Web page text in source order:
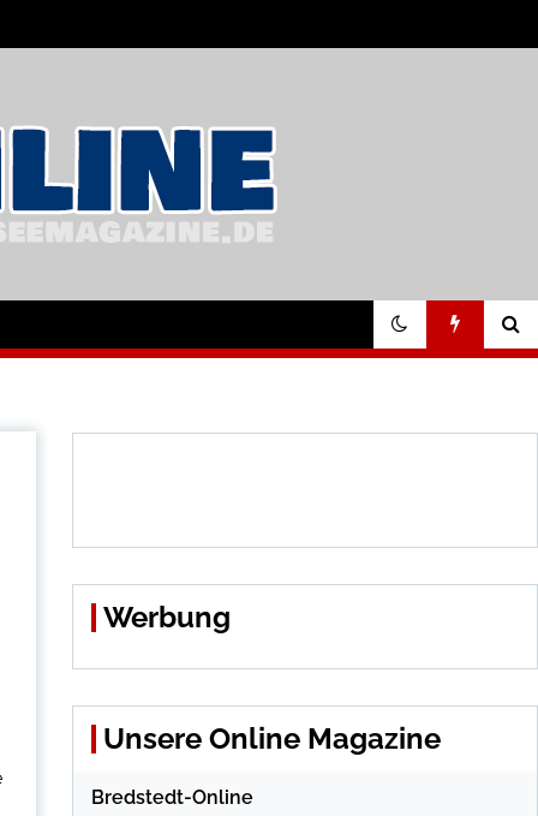
Werbung
Unsere Online Magazine
Bredstedt-Online